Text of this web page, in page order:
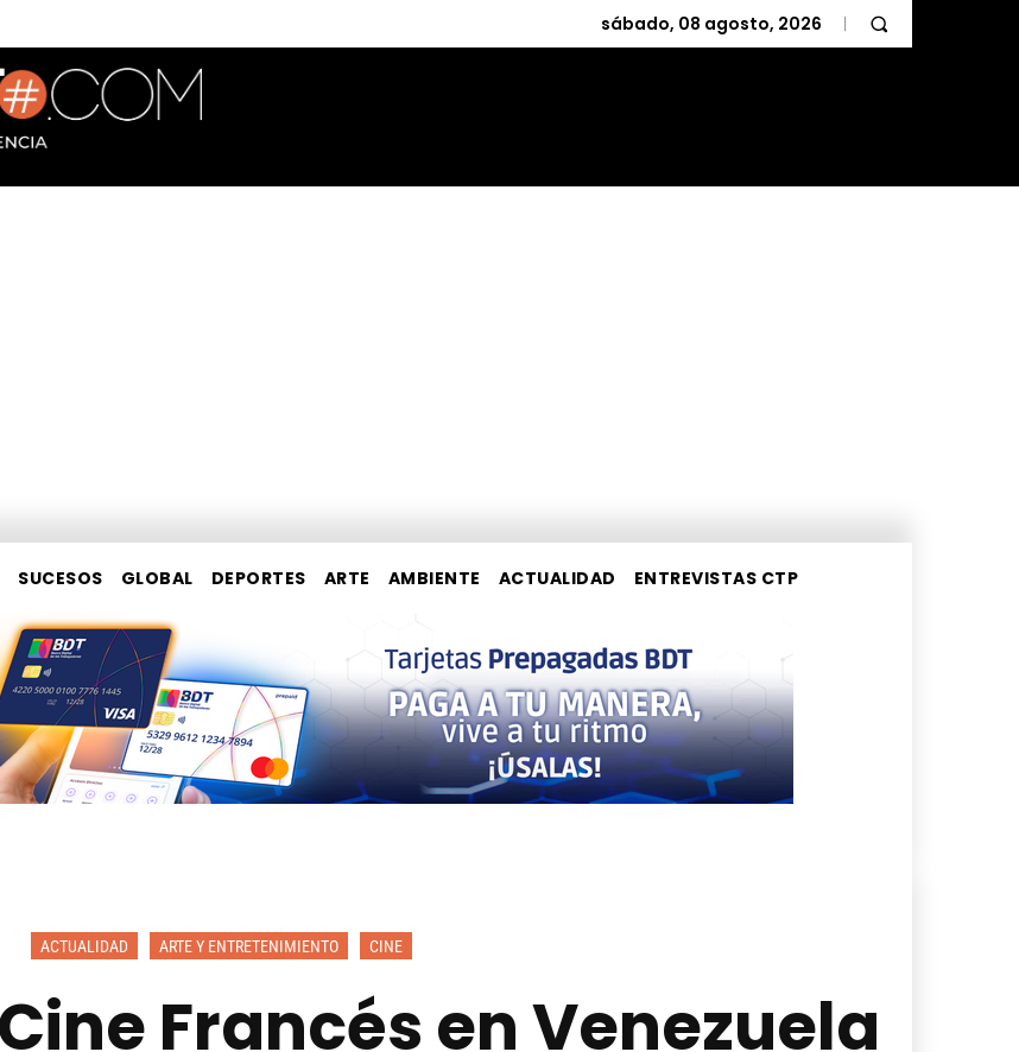
sábado, 08 agosto, 2026
SUCESOS GLOBAL DEPORTES ARTE AMBIENTE ACTUALIDAD ENTREVISTAS CTP
ACTUALIDAD ARTE Y ENTRETENIMIENTO CINE
Francés en Venezuela